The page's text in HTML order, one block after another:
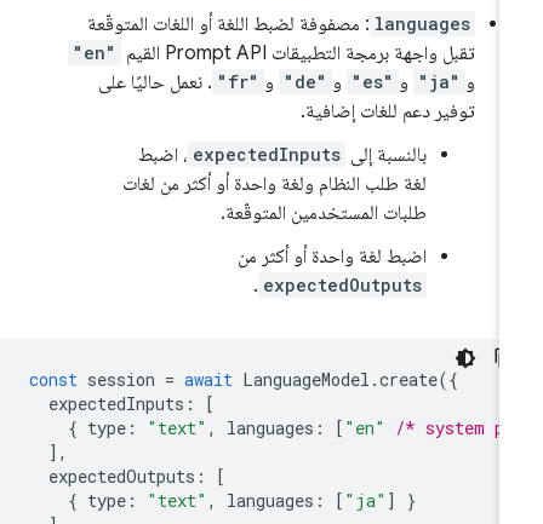
languages : مصفوفة لضبط اللغة أو اللغات المتوقّعة
تقبل واجهة برمجة التطبيقات Prompt API القيم
"en"
"ja" و "es" و "de" و "fr" . نعمل حاليًا على
توفير دعم للغات إضافية.
بالنسبة إلى expectedInputs ، اضبط
لغة طلب النظام ولغة واحدة أو أكثر من لغات
طلبات المستخدمين المتوقّعة.
اضبط لغة واحدة أو أكثر من
expectedOutputs
.
const session = await LanguageModel.create
expectedInputs
{ type : "text", languages : ["en" /* system
expectedOutputs
{ type : "text", languages : ["ja"